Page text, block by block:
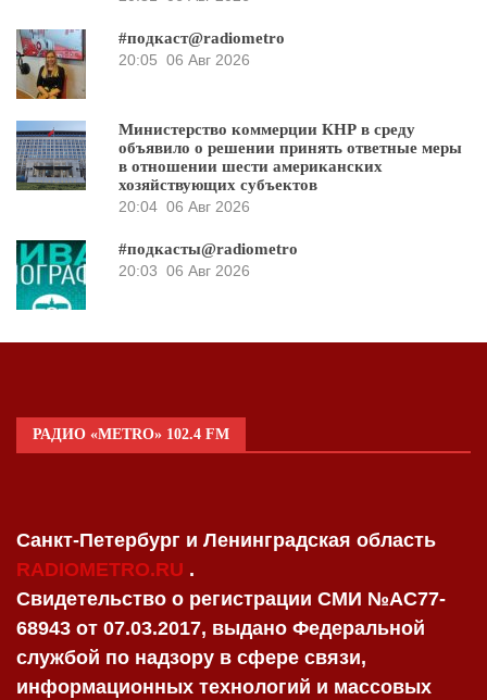
#подкаст@radiometro
20:05 06 Авг 2026
Министерство коммерции КНР в среду
объявило о решении принять ответные меры
в отношении шести американских
хозяйствующих субъектов
20:04 06 Авг 2026
#подкасты@radiometro
20:03 06 Авг 2026
РАДИО «METRO» 102.4 FM
Санкт-Петербург и Ленинградская область
RADIOMETRO.RU .
Свидетельство о регистрации СМИ №AC77-
68943 от 07.03.2017, выдано Федеральной
службой по надзору в сфере связи,
информационных технологий и массовых